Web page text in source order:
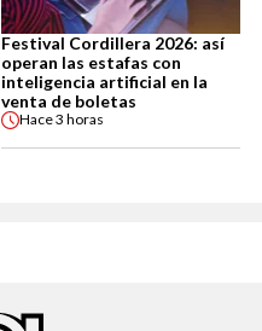
Festival Cordillera 2026: así
operan las estafas con
inteligencia artificial en la
venta de boletas
Hace3 horas